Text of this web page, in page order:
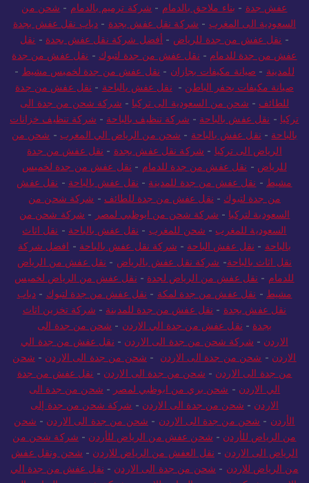
عفش جدة - بناء ملاحق بالدمام - شركة ترميم بالدمام - شحن من
السعودية الى المغرب - شركة نقل عفش بجدة - دباب نقل عفش بجدة
- نقل عفش من جدة للرياض - أفضل شركة نقل عفش بجدة - نقل
عفش من جدة للدمام - نقل عفش من جدة لتبوك - نقل عفش من جدة
للمدينة - صيانة مكيفات بجازان - نقل عفش من جدة لخميس مشيط -
صيانة مكيفات بحفر الباطن - نقل عفش بالباحة - نقل عفش من جدة
للطائف - شحن من السعودية الى تركيا - شركة شحن من جدة الى
تركيا - نقل عفش بالباحة - شركة تنظيف بالباحة - شركة تنظيف خزانات
بالباحة - نقل عفش بالباحة - شحن من الرياض الي المغرب - شحن من
الرياض الى تركيا - شركة نقل عفش بجدة - نقل عفش من جدة
للرياض - نقل عفش من جدة للدمام - نقل عفش من جدة لخميس
مشيط - نقل عفش من جدة للمدينة - نقل عفش بالباحة - نقل عفش
من جدة لتبوك - نقل عفش من جدة للطائف - شركة شحن من
السعودية لتركيا - شركة شحن من ابوظبي لمصر - شركة شحن من
السعودية للمغرب - شحن للمغرب - نقل عفش بالباحة - نقل اثاث
بالباحة - نقل عفش الباحة - شركة نقل عفش بالباحة - افضل شركة
نقل اثاث بالباحة- شركة نقل عفش بالرياض - نقل عفش من الرياض
للدمام - نقل عفش من الرياض لجدة - نقل عفش من الرياض لخميس
مشيط - نقل عفش من جدة لمكة - نقل عفش من جدة لتبوك - دباب
نقل عفش بجدة - نقل عفش من جدة للمدينة - شركة تخزين اثاث
بجدة - نقل عفش من جدة الي الاردن - شحن من جدة الى
الاردن - شركة شحن من جدة الى الاردن - نقل عفش من جدة الي
الاردن - شحن من جدة الى الاردن - شحن من جدة الى الاردن - شحن
من جدة الى الاردن - شحن من جدة الى الاردن - نقل عفش من جدة
الي الاردن - شحن بري من ابوظبي لمصر - شحن من جدة الى
الاردن - شحن من جدة الى الاردن - شركة شحن من جدة إلى
الأردن - شحن من جدة الى الاردن - شحن من جدة الى الاردن - شحن
من الرياض للأردن - شحن عفش من الرياض للأردن - شركة شحن من
الرياض الى الاردن - نقل العفش من الرياض للاردن - شحن ونقل عفش
من الرياض للاردن - شحن من جدة الى الاردن - نقل عفش من جدة الي